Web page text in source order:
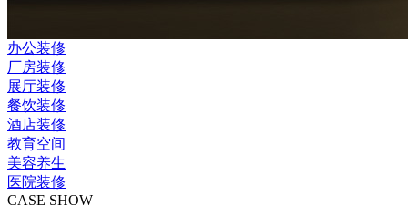
办公装修
厂房装修
展厅装修
餐饮装修
酒店装修
教育空间
美容养生
医院装修
CASE SHOW